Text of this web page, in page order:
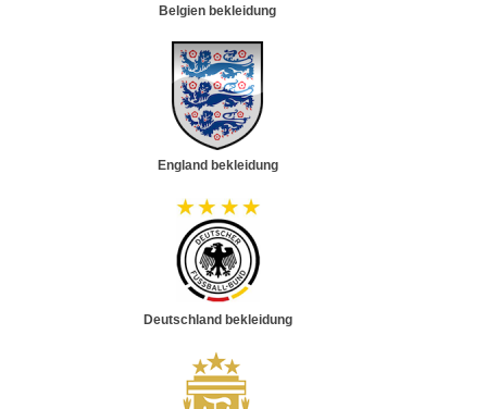
Belgien bekleidung
England bekleidung
Deutschland bekleidung